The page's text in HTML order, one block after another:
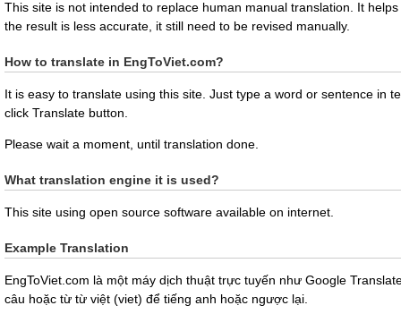
This site is not intended to replace human manual translation. It
the result is less accurate, it still need to be revised manually.
How to translate in EngToViet.com?
It is easy to translate using this site. Just type a word or sentence in
click Translate button.
Please wait a moment, until translation done.
What translation engine it is used?
This site using open source software available on internet.
Example Translation
EngToViet.com là một máy dịch thuật trực tuyến như Google
câu hoặc từ từ việt (viet) để tiếng anh hoặc ngược lại.